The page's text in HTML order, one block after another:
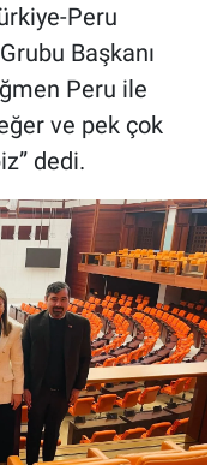
Peru
Başkanı
Peru ile
ve pek çok
dedi.